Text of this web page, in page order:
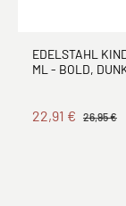
EDELSTAHL
ML - BOLD,
22,91 € 26,95 €